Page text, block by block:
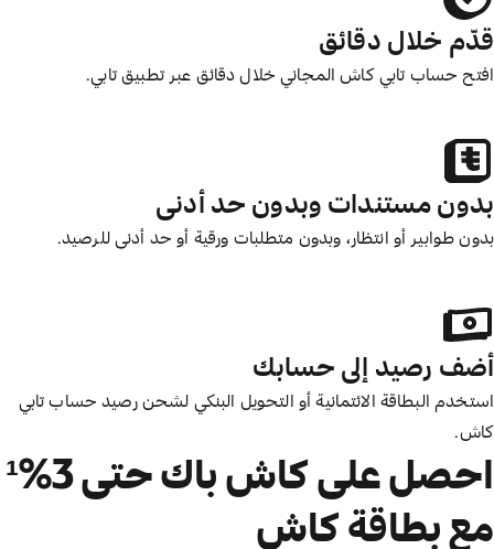
قدّم خلال دقائق
افتح حساب تابي كاش المجاني خلال دقائق عبر تطبيق تابي.
بدون مستندات وبدون حد أدنى
بدون طوابير أو انتظار، وبدون متطلبات ورقية أو حد أدنى للرصيد.
أضف رصيد إلى حسابك
استخدم البطاقة الائتمانية أو التحويل البنكي لشحن رصيد حساب تابي
كاش.
احصل على كاش باك حتى 3%¹
مع بطاقة كاش